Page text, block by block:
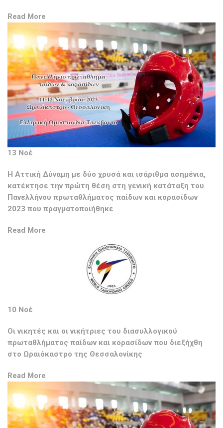
Read More
13 Νοέ
H Αττική Δύναμη με δύο χρυσά και ισάριθμα ασημένια,
κατέκτησε την πρώτη θέση στη γενική κατάταξη του
Πανελλήνου πρωταθλήματος παίδων και κορασίδων
2023 που πραγματοποιήθηκε
Read More
10 Νοέ
Οι νικητές και οι νικήτριες του διασυλλογικού
πρωταθλήματος παίδων και κορασίδων που διεξήχθη
στο Ωραιόκαστρο της Θεσσαλονίκης
Read More